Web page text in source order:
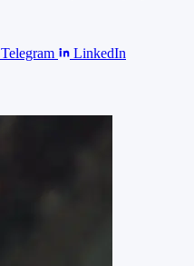
Telegram LinkedIn